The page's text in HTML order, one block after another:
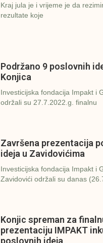
Kraj jula je i vrijeme je da
rezultate koje
Podržano 9 poslovnih
Konjica
Investicijska fondacija Impakt i
održali su 27.7.2022.g. finalnu
Završena prezentacija
ideja u Zavidovićima
Investicijska fondacija Impakt i
Zavidovići održali su danas
Konjic spreman za
prezentaciju IMPAKT
poslovnih ideja